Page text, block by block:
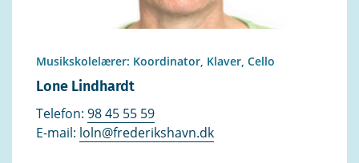
Musikskolelærer: Koordinator, Klaver, Cello
Lone Lindhardt
Telefon: 98 45 55 59
E-mail: loln@frederikshavn.dk